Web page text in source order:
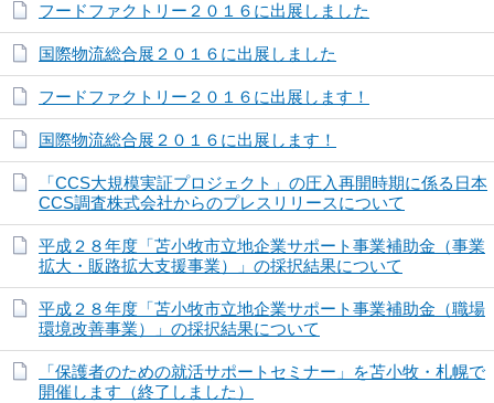
フードファクトリー２０１６に出展しました
国際物流総合展２０１６に出展しました
フードファクトリー２０１６に出展します！
国際物流総合展２０１６に出展します！
「CCS大規模実証プロジェクト」の圧入再開時期に係る日本
CCS調査株式会社からのプレスリリースについて
平成２８年度「苫小牧市立地企業サポート事業補助金（事業
拡大・販路拡大支援事業）」の採択結果について
平成２８年度「苫小牧市立地企業サポート事業補助金（職場
環境改善事業）」の採択結果について
「保護者のための就活サポートセミナー」を苫小牧・札幌で
開催します（終了しました）